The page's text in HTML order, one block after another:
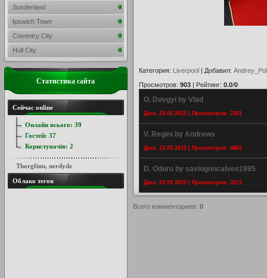
Категория: Liverpool | Добавил: Andrey_Pol
Просмотров: 903 | Рейтинг: 0.0/0
O. Dovgyi by Vlad
Дата: 23.05.2015 | Просмотров: 2381
V. Regini by Andrews
Дата: 13.05.2015 | Просмотров: 4862
D. Oduro by saviogoncalves1995
Дата: 23.05.2015 | Просмотров: 3213
Всего комментариев: 0
Sunderland
Ipswich Town
Coventry City
Hull City
Статистика сайта
Сейчас online
Онлайн всього: 39
Гостей: 37
Користувачів: 2
Thorgfinn, nerdydz
Облако тегов